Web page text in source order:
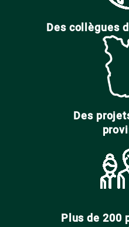
Des collègues
Des
Plus de 200